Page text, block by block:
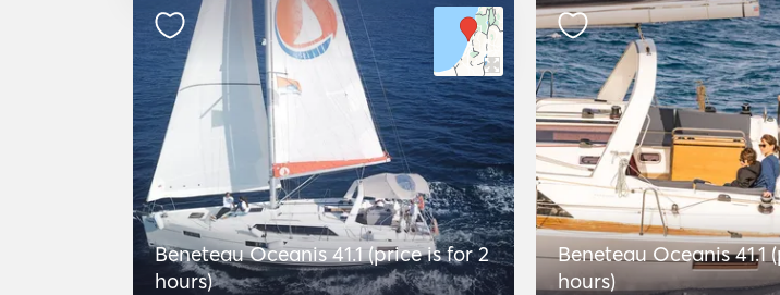
Beneteau Oceanis 41.1 (price is for 2
hours)
Beneteau Oceanis 41.1
hours)